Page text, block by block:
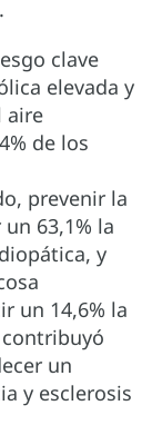
clave
elevada y
aire
de los
prevenir la
63,1% la
y
un 14,6% la
un
y esclerosis